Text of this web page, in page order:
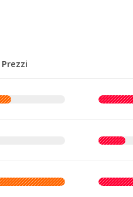
Prezzi